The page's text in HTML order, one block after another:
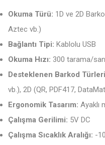
Okuma Türü: 1D ve 2D
Aztec vb.)
Bağlantı Tipi: Kablolu USB
Okuma Hızı: 300 tarama/
Desteklenen Barkod
vb.), 2D (QR, PDF417,
Ergonomik Tasarım: Ayaklı
Çalışma Gerilimi: 5V DC
Çalışma Sıcaklık Aralığı: -